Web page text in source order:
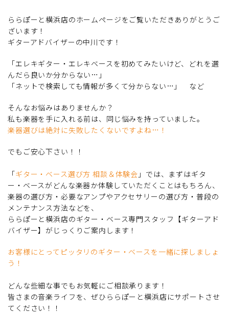
ららぽーと横浜店のホームページをご覧いただきありがとうご
ざいます！
ギターアドバイザーの中川です！
「エレキギター・エレキベースを初めてみたいけど、どれを選
んだら良いか分からない…」
「ネットで検索しても情報が多くて分からない…」 など
そんなお悩みはありませんか？
私も楽器を手に入れる前は、同じ悩みを持っていました。
楽器選びは絶対に失敗したくないですよね…！
でもご安心下さい！！
「ギター・ベース選び方 相談＆体験会 」では、まずはギタ
ー・ベースがどんな楽器か体験していただくことはもちろん、
楽器の選び方・必要なアンプやアクセサリーの選び方・普段の
メンテナンス方法などを、
ららぽーと横浜店のギター・ベース専門スタッフ【ギターアド
バイザー】がじっくりご案内します！
お客様にとってピッタリのギター・ベースを一緒に探しましょ
う！
どんな些細な事でもお気軽にご相談承ります！
皆さまの音楽ライフを、ぜひららぽーと横浜店にサポートさせ
てください！！